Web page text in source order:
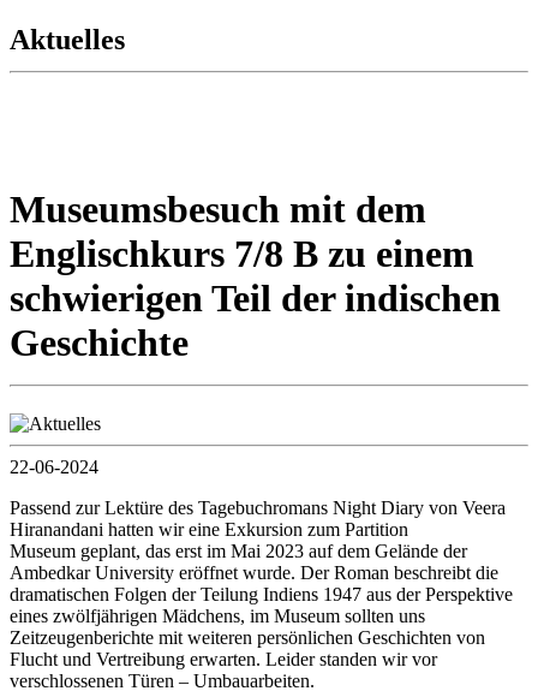
Aktuelles
Museumsbesuch mit dem
Englischkurs 7/8 B zu einem
schwierigen Teil der indischen
Geschichte
22-06-2024
Passend zur Lektüre des Tagebuchromans Night Diary von Veera
Hiranandani hatten wir eine Exkursion zum Partition
Museum geplant, das erst im Mai 2023 auf dem Gelände der
Ambedkar University eröffnet wurde. Der Roman beschreibt die
dramatischen Folgen der Teilung Indiens 1947 aus der Perspektive
eines zwölfjährigen Mädchens, im Museum sollten uns
Zeitzeugenberichte mit weiteren persönlichen Geschichten von
Flucht und Vertreibung erwarten. Leider standen wir vor
verschlossenen Türen – Umbauarbeiten.